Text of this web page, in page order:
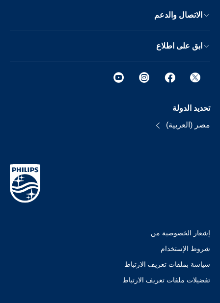
الاتصال والدعم
ابق على اطلاع
تحديد الدولة
مصر (العربية)
إشعار الخصوصية من
شروط الإستخدام
سياسة بملفات تعريف الارتباط
تفضيلات ملفات تعريف الارتباط